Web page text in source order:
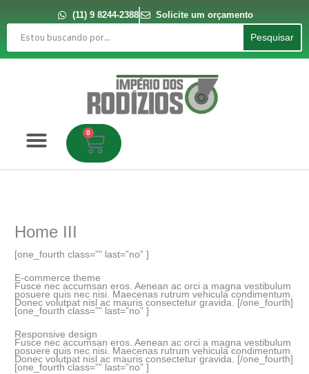
conteúdo
(11) 9 8244-2388
Solicite um orçamento
Pesquisar
Pesquisar
0
Carrinho
Home III
[one_fourth class=”” last=”no” ]
E-commerce theme
Fusce nec accumsan eros. Aenean ac orci a magna vestibulum
posuere quis nec nisi. Maecenas rutrum vehicula condimentum.
Donec volutpat nisl ac mauris consectetur gravida. [/one_fourth]
[one_fourth class=”” last=”no” ]
Responsive design
Fusce nec accumsan eros. Aenean ac orci a magna vestibulum
posuere quis nec nisi. Maecenas rutrum vehicula condimentum.
Donec volutpat nisl ac mauris consectetur gravida. [/one_fourth]
[one_fourth class=”” last=”no” ]